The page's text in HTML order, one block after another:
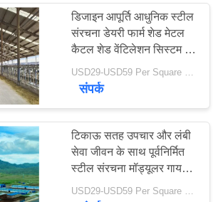
संरचना हैंगर
8
डिजाइन आपूर्ति आधुनिक स्टील
संरचना डेयरी फार्म शेड मेटल
कैटल शेड वेंटिलेशन सिस्टम के
साथ
USD29-USD59 Per Square Meter MOQ:200 वर्ग मीटर
संपर्क
टिकाऊ सतह उपचार और लंबी
सेवा जीवन के साथ पूर्वनिर्मित
स्टील संरचना मॉड्यूलर गाय
फार्म शेड स्टील बिल्डिंग
USD29-USD59 Per Square Meter MOQ:200 वर्ग मीटर